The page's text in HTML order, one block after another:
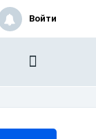
Войти